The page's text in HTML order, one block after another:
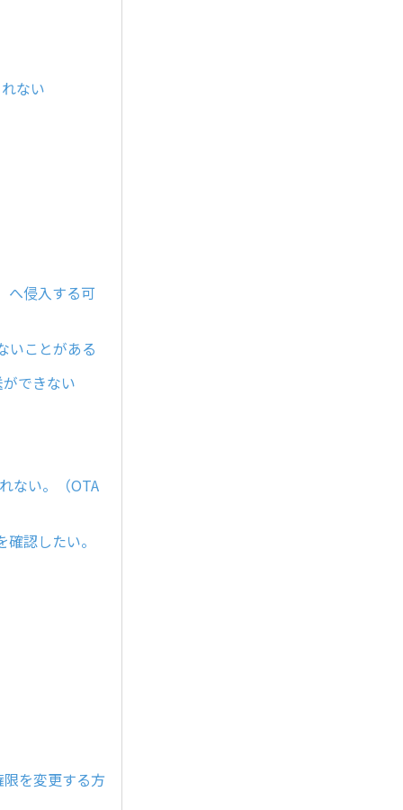
ない
へ侵入する可
いことがある
できない
ない。（OTA
認したい。
を変更する方